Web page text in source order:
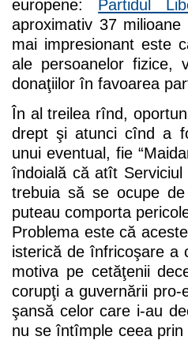
europene:
Partidul
aproximativ 37
mai impresionant este
ale persoanelor fizice,
donaţiilor în favoarea
În al treilea rînd,
drept şi atunci cînd a
unui eventual, fie
îndoială că atît
trebuia să se ocupe
puteau comporta
Problema este că
isterică de înfricoşare a
motiva pe cetăţenii
corupţi a guvernării
şansă celor care i-au
nu se întîmple ceea